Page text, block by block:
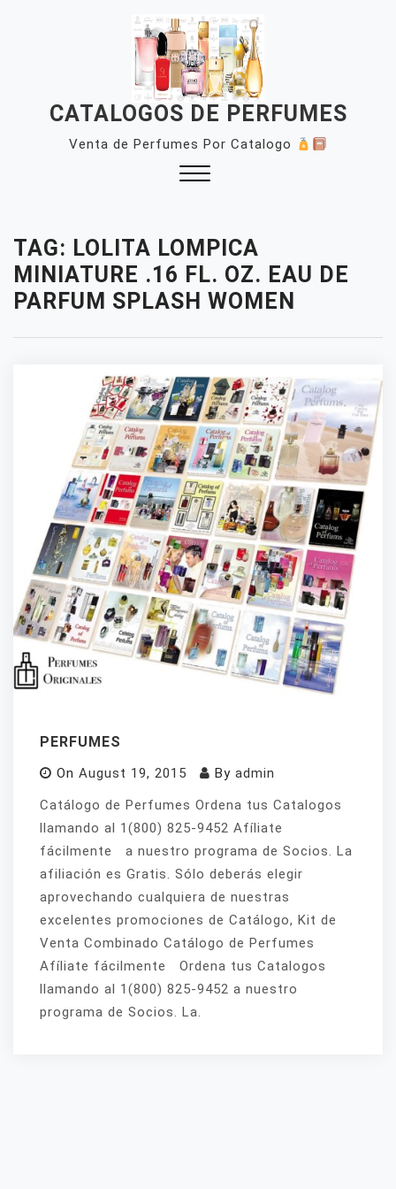
CATALOGOS DE PERFUMES
Venta de Perfumes Por Catalogo
TAG: LOLITA LOMPICA
MINIATURE .16 FL. OZ. EAU DE
PARFUM SPLASH WOMEN
PERFUMES
On August 19, 2015 By admin
Catálogo de Perfumes Ordena tus Catalogos
llamando al 1(800) 825-9452 Afíliate
fácilmente a nuestro programa de Socios. La
afiliación es Gratis. Sólo deberás elegir
aprovechando cualquiera de nuestras
excelentes promociones de Catálogo, Kit de
Venta Combinado Catálogo de Perfumes
Afíliate fácilmente Ordena tus Catalogos
llamando al 1(800) 825-9452 a nuestro
programa de Socios. La.